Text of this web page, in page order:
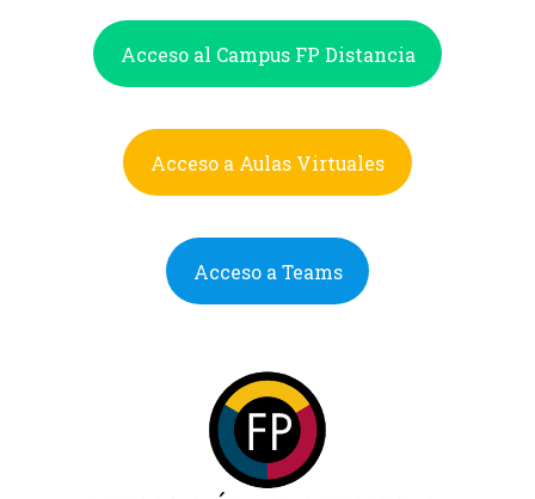
Acceso al Campus FP Distancia
Acceso a Aulas Virtuales
Acceso a Teams